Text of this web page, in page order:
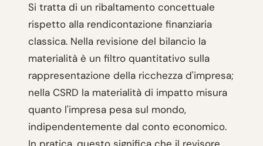
Si tratta di un ribaltamento concettuale
rispetto alla rendicontazione finanziaria
classica. Nella revisione del bilancio la
materialità è un filtro quantitativo sulla
rappresentazione della ricchezza d'impresa;
nella CSRD la materialità di impatto misura
quanto l'impresa pesa sul mondo,
indipendentemente dal conto economico.